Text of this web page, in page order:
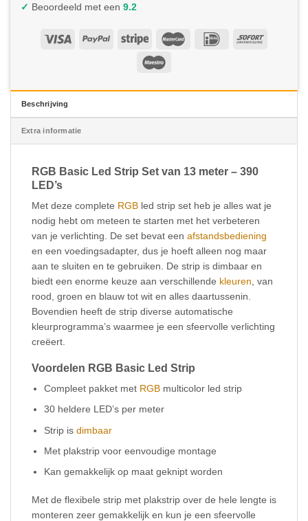
✓ Beoordeeld met een 9.2
Beschrijving
Extra informatie
RGB Basic Led Strip Set van 13 meter – 390
LED’s
Met deze complete RGB led strip set heb je alles wat je
nodig hebt om meteen te starten met het verbeteren
van je verlichting. De set bevat een afstandsbediening
en een voedingsadapter, dus je hoeft alleen nog maar
aan te sluiten en te gebruiken. De strip is dimbaar en
biedt een enorme keuze aan verschillende kleuren , van
rood, groen en blauw tot wit en alles daartussenin.
Bovendien heeft de strip diverse automatische
kleurprogramma’s waarmee je een sfeervolle verlichting
creëert.
Voordelen RGB Basic Led Strip
Compleet pakket met RGB multicolor led strip
30 heldere LED’s per meter
Strip isdimbaar
Met plakstrip voor eenvoudige montage
Kan gemakkelijk op maat geknipt worden
Met de flexibele strip met plakstrip over de hele lengte is
monteren zeer gemakkelijk en kun je een sfeervolle